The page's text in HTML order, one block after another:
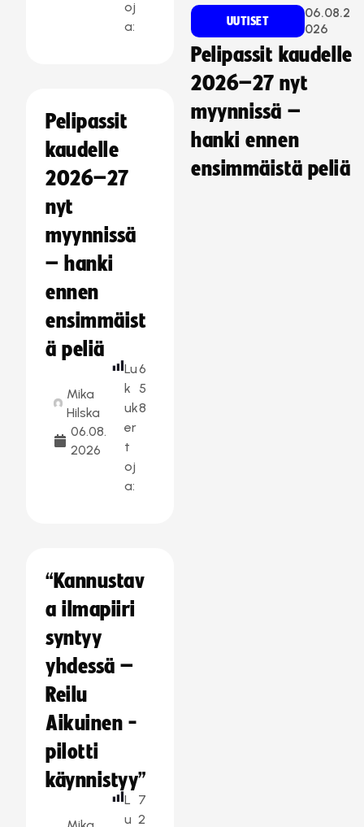
oj
a:
Pelipassit
kaudelle
2026–27
nyt
myynnissä
– hanki
ennen
ensimmäist
ä peliä
Mika
Hilska
06.08.
2026
Lu
k
uk
er
t
oj
a:
6
5
8
“Kannustav
a ilmapiiri
syntyy
yhdessä –
Reilu
Aikuinen -
pilotti
käynnistyy”
L
u
7
2
UUTISET
06.08.2
026
Pelipassit kaudelle
2026–27 nyt
myynnissä –
hanki ennen
ensimmäistä peliä